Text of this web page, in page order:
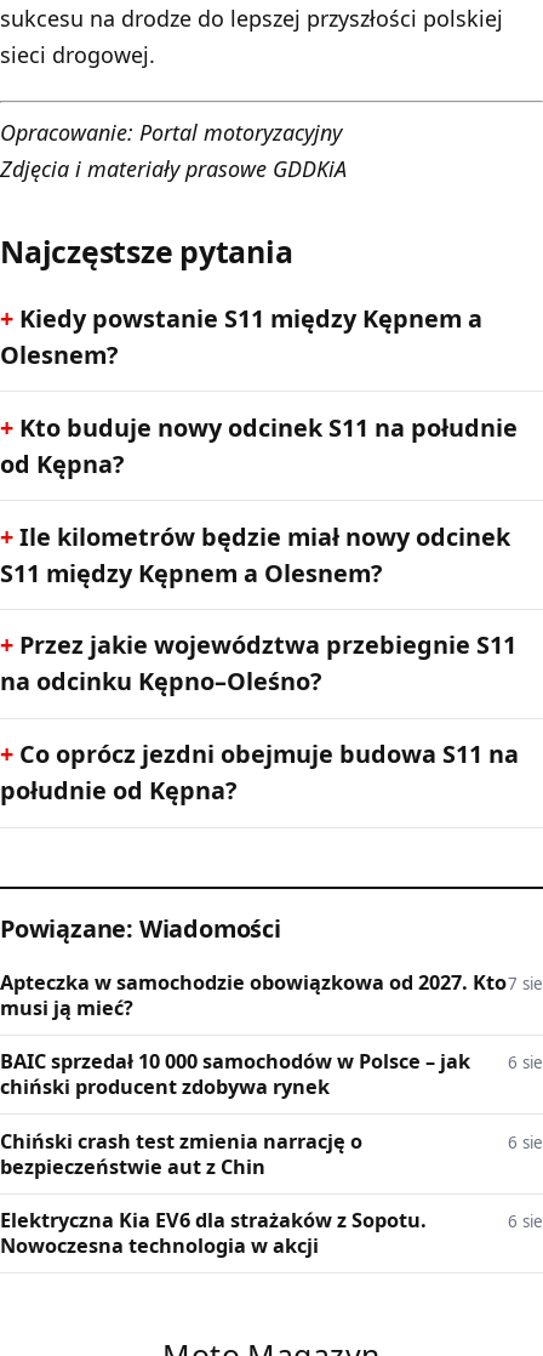
sukcesu na drodze do lepszej przyszłości polskiej
sieci drogowej.
Opracowanie: Portal motoryzacyjny
Zdjęcia i materiały prasowe GDDKiA
Najczęstsze pytania
Kiedy powstanie S11 między Kępnem a
Olesnem?
Kto buduje nowy odcinek S11 na południe
od Kępna?
Ile kilometrów będzie miał nowy odcinek
S11 między Kępnem a Olesnem?
Przez jakie województwa przebiegnie S11
na odcinku Kępno–Oleśno?
Co oprócz jezdni obejmuje budowa S11 na
południe od Kępna?
Powiązane: Wiadomości
Apteczka w samochodzie obowiązkowa od 2027. Kto
musi ją mieć?
7 sie
BAIC sprzedał 10 000 samochodów w Polsce – jak
chiński producent zdobywa rynek
6 sie
Chiński crash test zmienia narrację o
bezpieczeństwie aut z Chin
6 sie
Elektryczna Kia EV6 dla strażaków z Sopotu.
Nowoczesna technologia w akcji
6 sie